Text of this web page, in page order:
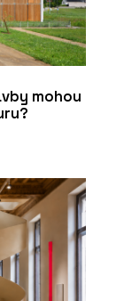
mohou